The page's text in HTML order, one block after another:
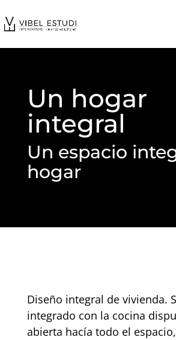
Un hogar
integral
Un espacio
hogar
Diseño integral de vivienda.
integrado con la cocina
abierta hacía todo el